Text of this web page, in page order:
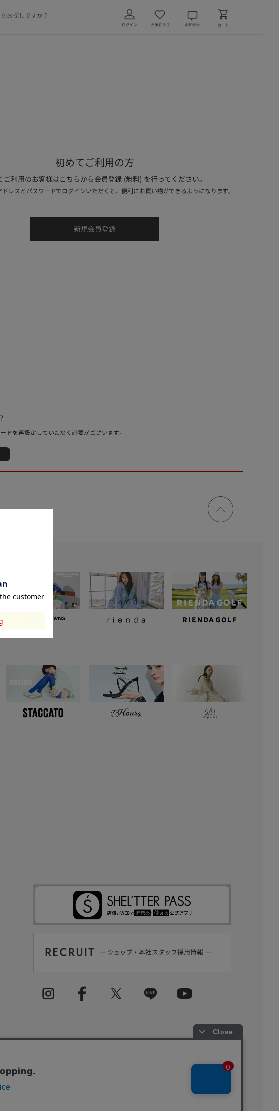
初めてご利用の方
ご利用のお客様はこちらから会員登録 (無料) を行ってください。
ドレスとパスワードでログインいただくと、便利にお買い物ができるようになります。
を再設定していただく必要がございます。
ページ
トップ